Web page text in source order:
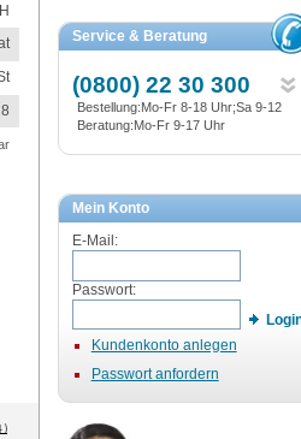
Service & Beratung
(0800) 22 30 300
Bestellung:Mo-Fr 8-18 Uhr;Sa 9-12
Beratung:Mo-Fr 9-17 Uhr
Mein Konto
E-Mail:
Passwort:
Kundenkonto anlegen
Passwort anfordern